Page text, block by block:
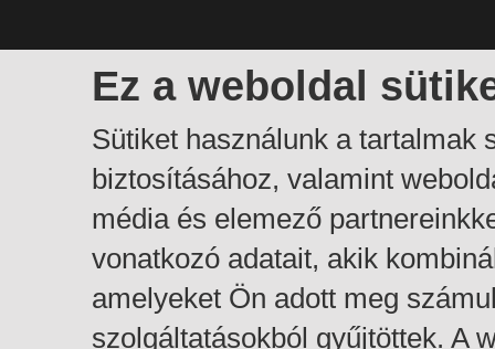
Ez a weboldal
Sütiket használunk a tartalmak
biztosításához, valamint
média és elemező
vonatkozó adatait, akik
amelyeket Ön adott meg
szolgáltatásokból gyűjtöttek. A